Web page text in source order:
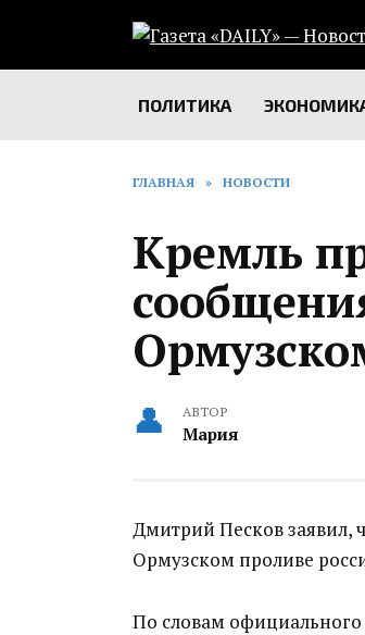
содержанию
ПОЛИТИКА
ГЛАВНАЯ » НОВОСТИ
Кремль
АВТОР
Мария
Дмитрий Песков заявил,
Ормузском проливе
По словам официального